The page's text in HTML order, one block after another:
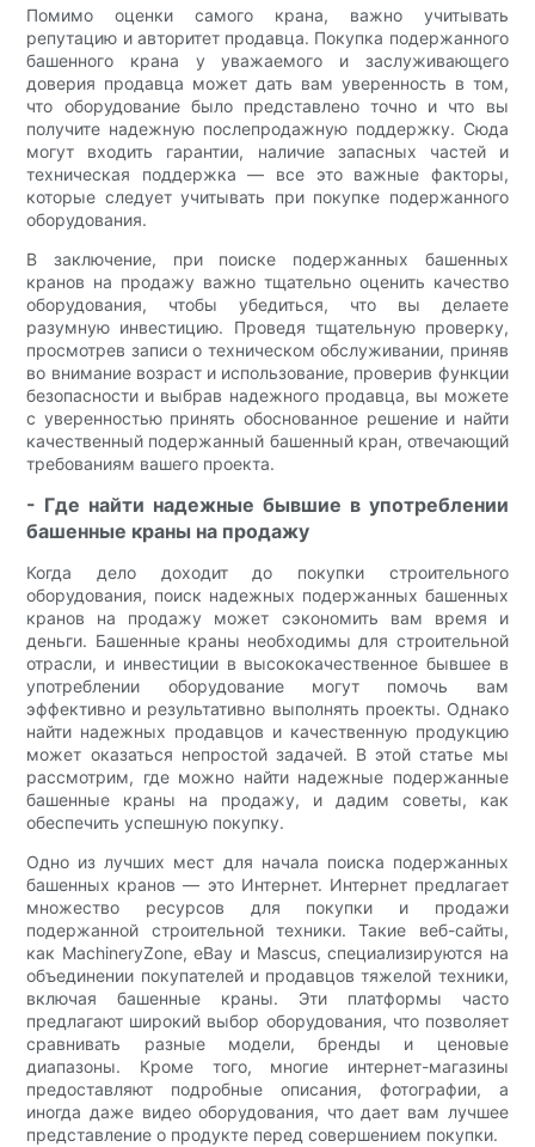
Помимо оценки самого крана, важно учитывать
репутацию и авторитет продавца. Покупка подержанного
башенного крана у уважаемого и заслуживающего
доверия продавца может дать вам уверенность в том,
что оборудование было представлено точно и что вы
получите надежную послепродажную поддержку. Сюда
могут входить гарантии, наличие запасных частей и
техническая поддержка — все это важные факторы,
которые следует учитывать при покупке подержанного
оборудования.
В заключение, при поиске подержанных башенных
кранов на продажу важно тщательно оценить качество
оборудования, чтобы убедиться, что вы делаете
разумную инвестицию. Проведя тщательную проверку,
просмотрев записи о техническом обслуживании, приняв
во внимание возраст и использование, проверив функции
безопасности и выбрав надежного продавца, вы можете
с уверенностью принять обоснованное решение и найти
качественный подержанный башенный кран, отвечающий
требованиям вашего проекта.
- Где найти надежные бывшие в употреблении
башенные краны на продажу
Когда дело доходит до покупки строительного
оборудования, поиск надежных подержанных башенных
кранов на продажу может сэкономить вам время и
деньги. Башенные краны необходимы для строительной
отрасли, и инвестиции в высококачественное бывшее в
употреблении оборудование могут помочь вам
эффективно и результативно выполнять проекты. Однако
найти надежных продавцов и качественную продукцию
может оказаться непростой задачей. В этой статье мы
рассмотрим, где можно найти надежные подержанные
башенные краны на продажу, и дадим советы, как
обеспечить успешную покупку.
Одно из лучших мест для начала поиска подержанных
башенных кранов — это Интернет. Интернет предлагает
множество ресурсов для покупки и продажи
подержанной строительной техники. Такие веб-сайты,
как MachineryZone, eBay и Mascus, специализируются на
объединении покупателей и продавцов тяжелой техники,
включая башенные краны. Эти платформы часто
предлагают широкий выбор оборудования, что позволяет
сравнивать разные модели, бренды и ценовые
диапазоны. Кроме того, многие интернет-магазины
предоставляют подробные описания, фотографии, а
иногда даже видео оборудования, что дает вам лучшее
представление о продукте перед совершением покупки.